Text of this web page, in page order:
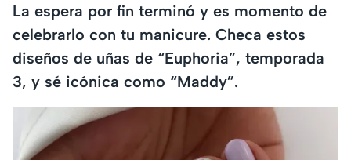
La espera por fin terminó y es momento de
celebrarlo con tu manicure. Checa estos
diseños de uñas de “Euphoria”, temporada
3, y sé icónica como “Maddy”.